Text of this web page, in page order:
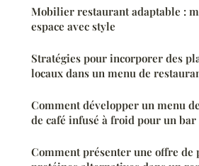
Mobilier restaurant adaptable :
espace avec style
Stratégies pour incorporer des
locaux dans un menu de
Comment développer un menu
de café infusé à froid pour un bar
Comment présenter une offre de